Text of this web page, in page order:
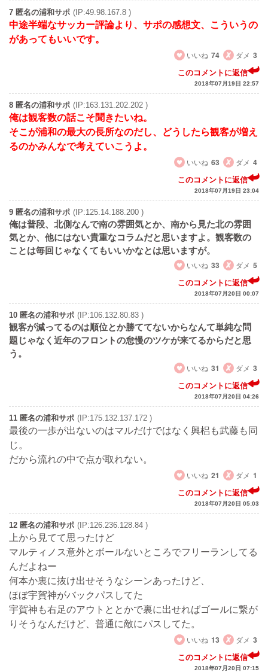
7 匿名の浦和サポ (IP:49.98.167.8 )
中途半端なサッカー評論より、サポの感想文、こういうの
があってもいいです。
いいね 74 ダメ 3
このコメントに返信
2018年07月19日 22:57
8 匿名の浦和サポ (IP:163.131.202.202 )
俺は観客数の話こそ聞きたいね。
そこが浦和の最大の長所なのだし、どうしたら観客が増え
るのかみんなで考えていこうよ。
いいね 63 ダメ 4
このコメントに返信
2018年07月19日 23:04
9 匿名の浦和サポ (IP:125.14.188.200 )
俺は普段、北側なんで南の雰囲気とか、南から見た北の雰囲
気とか、他にはない貴重なコラムだと思いますよ。観客数の
ことは毎回じゃなくてもいいかなとは思いますが。
いいね 33 ダメ 5
このコメントに返信
2018年07月20日 00:07
10 匿名の浦和サポ (IP:106.132.80.83 )
観客が減ってるのは順位とか勝ててないからなんて単純な問
題じゃなく近年のフロントの怠慢のツケが来てるからだと思
う。
いいね 31 ダメ 3
このコメントに返信
2018年07月20日 04:26
11 匿名の浦和サポ (IP:175.132.137.172 )
最後の一歩が出ないのはマルだけではなく興梠も武藤も同
じ。
だから流れの中で点が取れない。
いいね 21 ダメ 1
このコメントに返信
2018年07月20日 05:03
12 匿名の浦和サポ (IP:126.236.128.84 )
上から見てて思ったけど
マルティノス意外とボールないところでフリーランしてる
んだよねー
何本か裏に抜け出せそうなシーンあったけど、
ほぼ宇賀神がバックパスしてた
宇賀神も右足のアウトととかで裏に出せればゴールに繋が
りそうなんだけど、普通に敵にパスしてた。
いいね 13 ダメ 3
このコメントに返信
2018年07月20日 07:15